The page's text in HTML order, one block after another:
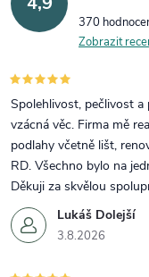
370
Zobrazit
Lukáš Dolejší
3.8.2026
Spolehlivost, pečlivost
vzácná věc. Firma mě
podlahy včetně lišt,
RD. Všechno bylo na
Děkuji za skvělou